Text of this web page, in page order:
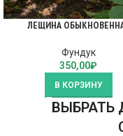
ЛЕЩИНА
Фундук
350,00₽
В КОРЗИНУ
ВЫБРАТЬ